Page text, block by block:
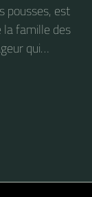
pousses, est
la famille des
qui